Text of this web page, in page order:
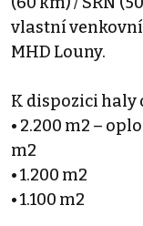
vlastní venkovní
MHD Louny.
K dispozici haly
• 2.200 m2 –
m2
• 1.200 m2
• 1.100 m2